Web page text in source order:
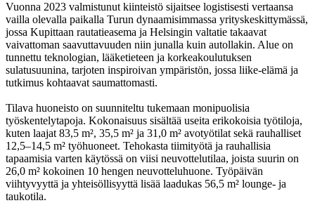
Vuonna 2023 valmistunut kiinteistö sijaitsee logistisesti vertaansa
vailla olevalla paikalla Turun dynaamisimmassa yrityskeskittymässä,
jossa Kupittaan rautatieasema ja Helsingin valtatie takaavat
vaivattoman saavuttavuuden niin junalla kuin autollakin. Alue on
tunnettu teknologian, lääketieteen ja korkeakoulutuksen
sulatusuunina, tarjoten inspiroivan ympäristön, jossa liike-elämä ja
tutkimus kohtaavat saumattomasti.
Tilava huoneisto on suunniteltu tukemaan monipuolisia
työskentelytapoja. Kokonaisuus sisältää useita erikokoisia työtiloja,
kuten laajat 83,5 m², 35,5 m² ja 31,0 m² avotyötilat sekä rauhalliset
12,5–14,5 m² työhuoneet. Tehokasta tiimityötä ja rauhallisia
tapaamisia varten käytössä on viisi neuvottelutilaa, joista suurin on
26,0 m² kokoinen 10 hengen neuvotteluhuone. Työpäivän
viihtyvyyttä ja yhteisöllisyyttä lisää laadukas 56,5 m² lounge- ja
taukotila.